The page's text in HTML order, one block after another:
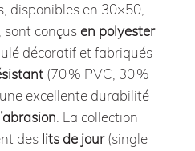
disponibles en 30×50,
sont conçus en polyester
décoratif et fabriqués
(70 % PVC, 30 %
excellente durabilité
La collection
des lits de jour(single